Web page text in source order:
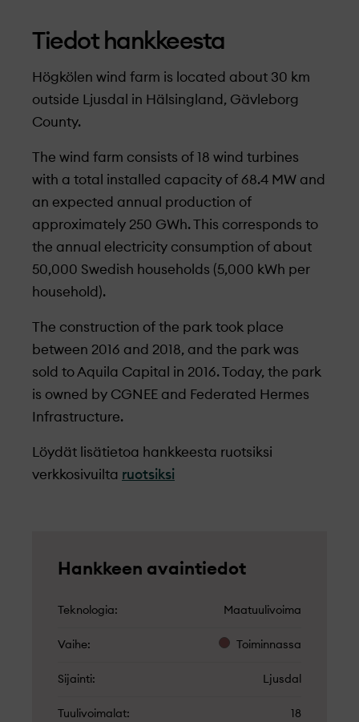
Tiedot hankkeesta
Högkölen wind farm is located about 30 km
outside Ljusdal in Hälsingland, Gävleborg
County.
The wind farm consists of 18 wind turbines
with a total installed capacity of 68.4 MW and
an expected annual production of
approximately 250 GWh. This corresponds to
the annual electricity consumption of about
50,000 Swedish households (5,000 kWh per
household).
The construction of the park took place
between 2016 and 2018, and the park was
sold to Aquila Capital in 2016. Today, the park
is owned by CGNEE and Federated Hermes
Infrastructure.
Löydät lisätietoa hankkeesta ruotsiksi
verkkosivuilta ruotsiksi
Hankkeen avaintiedot
Teknologia Maatuulivoima
Vaihe Toiminnassa
Sijainti Ljusdal
Tuulivoimalat 18